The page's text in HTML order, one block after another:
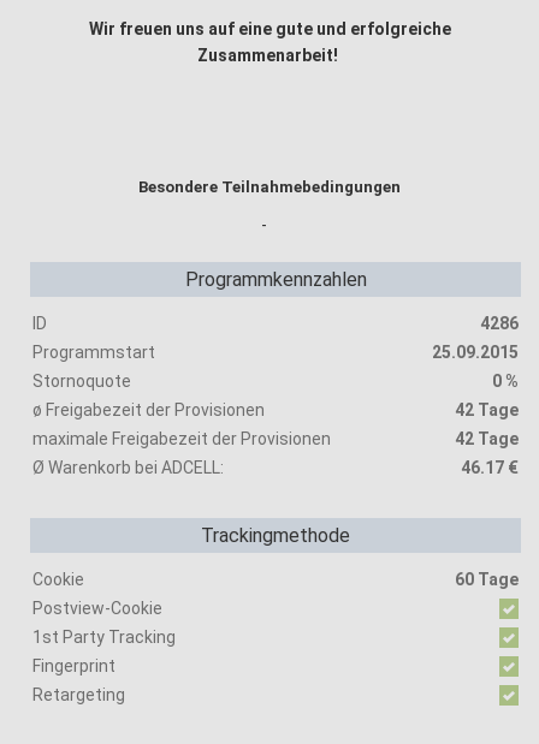
Wir freuen uns auf eine gute und erfolgreiche
Zusammenarbeit!
Besondere Teilnahmebedingungen
-
Programmkennzahlen
ID
4286
Programmstart
25.09.2015
Stornoquote
0 %
ø Freigabezeit der Provisionen
42 Tage
maximale Freigabezeit der Provisionen
42 Tage
Ø Warenkorb bei ADCELL:
46.17 €
Trackingmethode
Cookie
60 Tage
Postview-Cookie
1st Party Tracking
Fingerprint
Retargeting